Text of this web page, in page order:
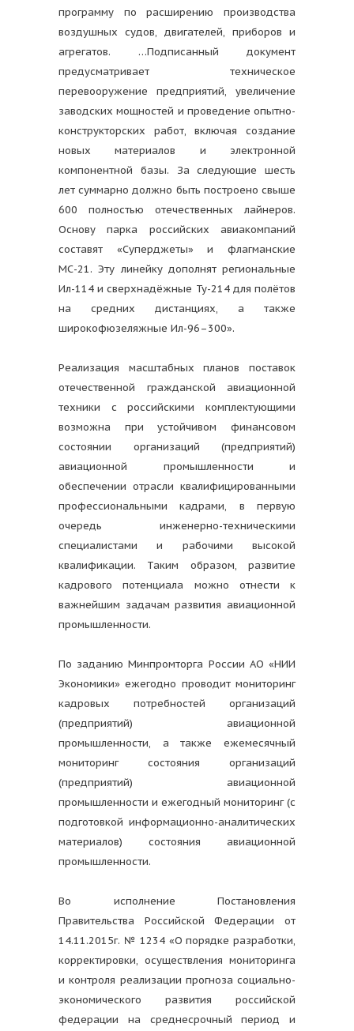
программу по расширению производства
воздушных судов, двигателей, приборов и
агрегатов. …Подписанный документ
предусматривает техническое
перевооружение предприятий, увеличение
заводских мощностей и проведение опытно-
конструкторских работ, включая создание
новых материалов и электронной
компонентной базы. За следующие шесть
лет суммарно должно быть построено свыше
600 полностью отечественных лайнеров.
Основу парка российских авиакомпаний
составят «Суперджеты» и флагманские
МС-21. Эту линейку дополнят региональные
Ил-114 и сверхнадёжные Ту-214 для полётов
на средних дистанциях, а также
широкофюзеляжные Ил-96–300».
Реализация масштабных планов поставок
отечественной гражданской авиационной
техники с российскими комплектующими
возможна при устойчивом финансовом
состоянии организаций (предприятий)
авиационной промышленности и
обеспечении отрасли квалифицированными
профессиональными кадрами, в первую
очередь инженерно-техническими
специалистами и рабочими высокой
квалификации. Таким образом, развитие
кадрового потенциала можно отнести к
важнейшим задачам развития авиационной
промышленности.
По заданию Минпромторга России АО «НИИ
Экономики» ежегодно проводит мониторинг
кадровых потребностей организаций
(предприятий) авиационной
промышленности, а также ежемесячный
мониторинг состояния организаций
(предприятий) авиационной
промышленности и ежегодный мониторинг (с
подготовкой информационно-аналитических
материалов) состояния авиационной
промышленности.
Во исполнение Постановления
Правительства Российской Федерации от
14.11.2015г. № 1234 «О порядке разработки,
корректировки, осуществления мониторинга
и контроля реализации прогноза социально-
экономического развития российской
федерации на среднесрочный период и